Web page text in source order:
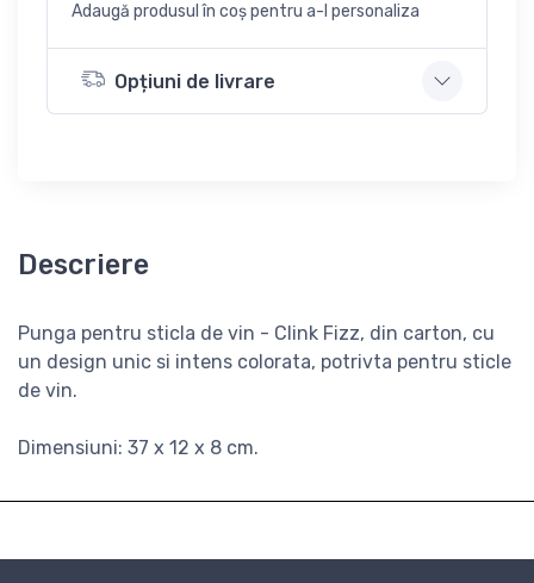
Adaugă produsul în coș pentru a-l personaliza
Opțiuni de livrare
Descriere
Punga pentru sticla de vin - Clink Fizz, din carton, cu
un design unic si intens colorata, potrivta pentru sticle
de vin.
Dimensiuni: 37 x 12 x 8 cm.